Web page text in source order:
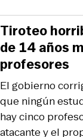
El gobierno
que ningún
hay cinco
atacante y el
Tiroteo
de 14 años
profesores